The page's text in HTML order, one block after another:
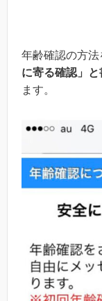
年齢確認の方
に寄る確認」
ます。